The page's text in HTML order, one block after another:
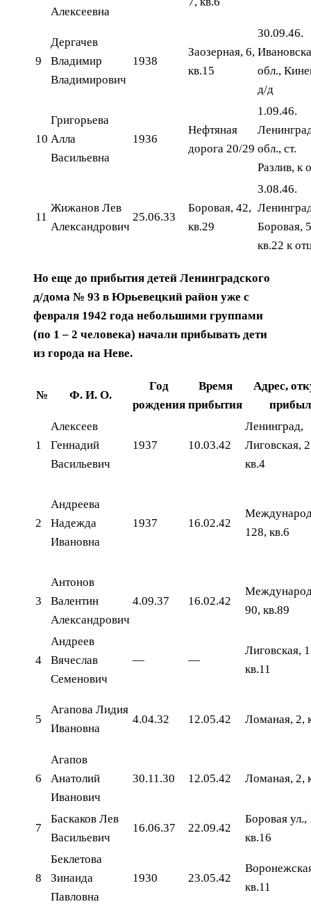
Алексеевна
9
Дергачев
Владимир
Владимирович
1938
Заозерная, 6,
кв.15
30.09.46.
обл.,
д/д
10
Григорьева
Алла
Васильевна
1936
Нефтяная
дорога 20/29
1.09.46.
обл., ст.
Разлив, к
11
Жижанов Лев
Александрович
25.06.33
Боровая, 42,
кв.29
3.08.46.
Боровая,
кв.22 к
Но еще до прибытия детей Ленинградского
д/дома № 93 в Юрьевецкий район уже с
февраля 1942 года небольшими группами
(по 1 – 2 человека) начали прибывать дети
из города на Неве.
№ Ф. И. О.
Год
рождения
Время
прибытия
Адрес,
прибыл
1
Алексеев
Геннадий
Васильевич
1937 10.03.42
Ленинград,
Лиговская,
кв.4
2
Андреева
Надежда
Ивановна
1937 16.02.42
128, кв.6
3
Антонов
Валентин
Александрович
4.09.37 16.02.42
90, кв.89
4
Андреев
Вячеслав
Семенович
— —
Лиговская,
кв.11
5
Агапова Лидия
Ивановна
4.04.32 12.05.42 Ломаная, 2,
6
Агапов
Анатолий
Иванович
30.11.30 12.05.42 Ломаная, 2,
7
Баскаков Лев
Васильевич
16.06.37 22.09.42
Боровая ул.,
кв.16
8
Беклетова
Зинаида
Павловна
1930 23.05.42
кв.11